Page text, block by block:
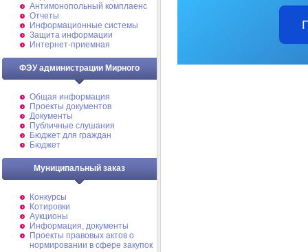
Антимонопольный комплаенс
Отчеты
Информационные системы
Защита информации
Интернет-приемная
ФЭУ администрации Мирного
Общая информация
Проекты документов
Документы
Публичные слушания
Бюджет для граждан
Бюджет
Муниципальный заказ
Конкурсы
Котировки
Аукционы
Информация, документы
Проекты правовых актов о
нормировании в сфере закупок